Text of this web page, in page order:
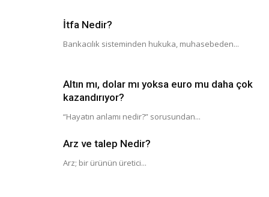
İtfa Nedir?
Bankacılık sisteminden hukuka, muhasebeden...
Altın mı, dolar mı yoksa euro mu daha çok
kazandırıyor?
“Hayatın anlamı nedir?” sorusundan...
Arz ve talep Nedir?
Arz; bir ürünün üretici...